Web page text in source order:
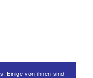
Einige von ihnen sind